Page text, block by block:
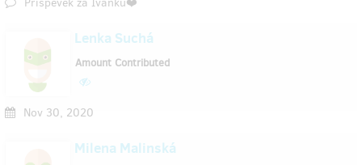
Lenka Suchá
Nov 30, 2020
Amount Contributed
Milena Malinská